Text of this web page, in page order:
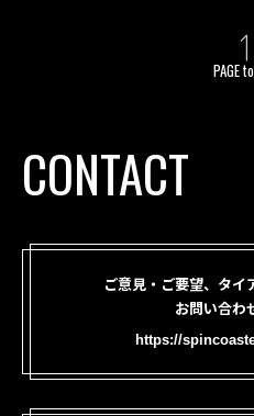
PAGE
CONTACT
ご意見・ご要望、タイ
お問い合わ
https://